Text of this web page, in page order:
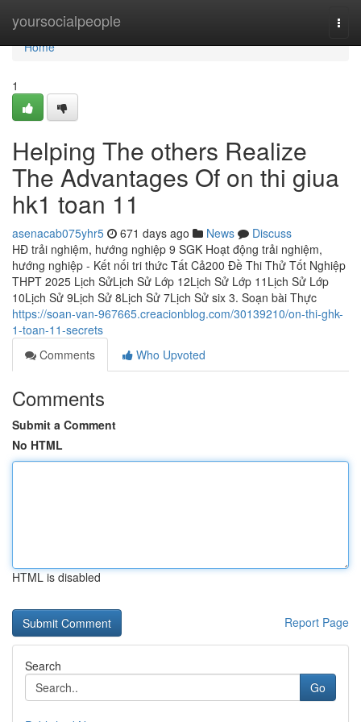
yoursocialpeople
Home
Home
1
Helping The others Realize
The Advantages Of on thi giua
hk1 toan 11
asenacab075yhr5 671 days ago News
Discuss
HĐ trải nghiệm, hướng nghiệp 9 SGK Hoạt động trải nghiệm,
hướng nghiệp - Kết nối tri thức Tất Cả200 Đề Thi Thử Tốt Nghiệp
THPT 2025 Lịch SửLịch Sử Lớp 12Lịch Sử Lớp 11Lịch Sử Lớp
10Lịch Sử 9Lịch Sử 8Lịch Sử 7Lịch Sử six 3. Soạn bài Thực
https://soan-van-967665.creacionblog.com/30139210/on-thi-ghk-
1-toan-11-secrets
Comments
Who Upvoted
Comments
Submit a Comment
No HTML
HTML is disabled
Report Page
Search
Go